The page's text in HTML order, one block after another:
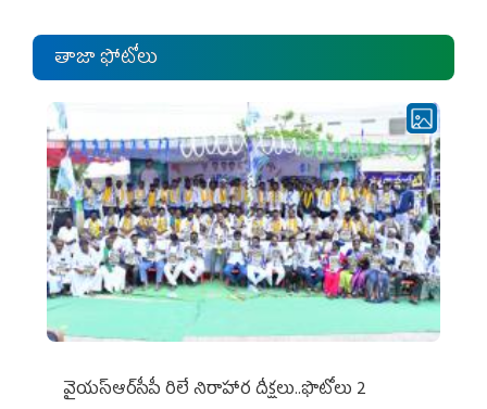
తాజా ఫోటోలు
వైయ‌స్ఆర్‌సీపీ రిలే నిరాహార దీక్షలు..ఫొటోలు 2